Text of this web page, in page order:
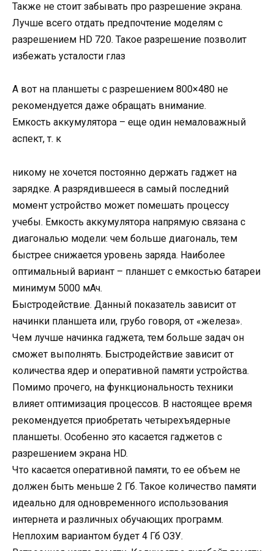
Также не стоит забывать про разрешение экрана.
Лучше всего отдать предпочтение моделям с
разрешением HD 720. Такое разрешение позволит
избежать усталости глаз
А вот на планшеты с разрешением 800×480 не
рекомендуется даже обращать внимание.
Емкость аккумулятора – еще один немаловажный
аспект, т. к
никому не хочется постоянно держать гаджет на
зарядке. А разрядившееся в самый последний
момент устройство может помешать процессу
учебы. Емкость аккумулятора напрямую связана с
диагональю модели: чем больше диагональ, тем
быстрее снижается уровень заряда. Наиболее
оптимальный вариант – планшет с емкостью батареи
минимум 5000 мАч.
Быстродействие. Данный показатель зависит от
начинки планшета или, грубо говоря, от «железа».
Чем лучше начинка гаджета, тем больше задач он
сможет выполнять. Быстродействие зависит от
количества ядер и оперативной памяти устройства.
Помимо прочего, на функциональность техники
влияет оптимизация процессов. В настоящее время
рекомендуется приобретать четырехъядерные
планшеты. Особенно это касается гаджетов с
разрешением экрана HD.
Что касается оперативной памяти, то ее объем не
должен быть меньше 2 Гб. Такое количество памяти
идеально для одновременного использования
интернета и различных обучающих программ.
Неплохим вариантом будет 4 Гб ОЗУ.